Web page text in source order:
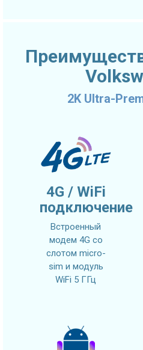
2K Ultra-
4G / WiFi
подключение
Встроенный
модем 4G со
слотом micro-
sim и модуль
WiFi 5 ГГц